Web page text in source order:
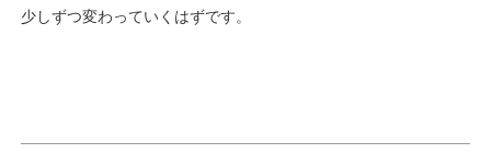
少しずつ変わっていくはずです。